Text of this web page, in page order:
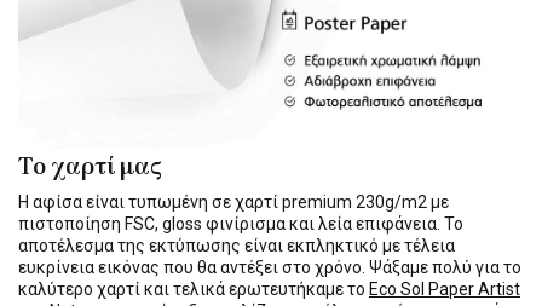
Το χαρτί μας
Η αφίσα είναι τυπωμένη σε χαρτί premium 230g/m2 με
πιστοποίηση FSC, gloss φινίρισμα και λεία επιφάνεια. Το
αποτέλεσμα της εκτύπωσης είναι εκπληκτικό με τέλεια
ευκρίνεια εικόνας που θα αντέξει στο χρόνο. Ψάξαμε πολύ για το
καλύτερο χαρτί και τελικά ερωτευτήκαμε το Eco Sol Paper Artist